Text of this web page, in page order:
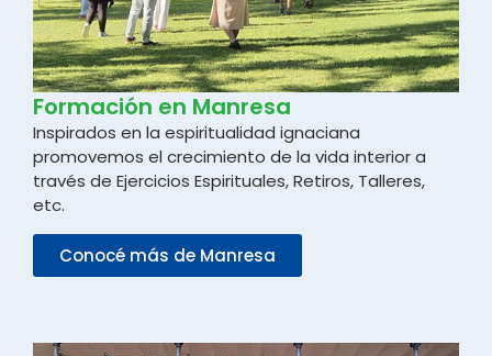
Formación en Manresa
Inspirados en la espiritualidad ignaciana
promovemos el crecimiento de la vida interior a
través de Ejercicios Espirituales, Retiros, Talleres,
etc.
Conocé más de Manresa